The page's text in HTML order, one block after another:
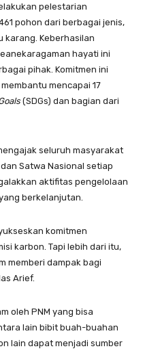
pelestarian
pohon dari berbagai jenis,
karang. Keberhasilan
hayati ini
pihak. Komitmen ini
mencapai 17
(SDGs) dan bagian dari
seluruh masyarakat
Satwa Nasional setiap
aktifitas pengelolaan
berkelanjutan.
komitmen
karbon. Tapi lebih dari itu,
memberi dampak bagi
Arief.
oleh PNM yang bisa
lain bibit buah-buahan
lain dapat menjadi sumber